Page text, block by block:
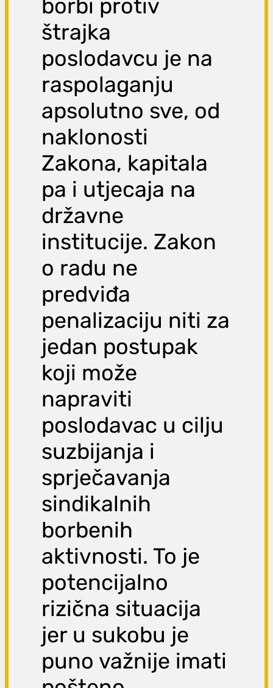
borbi protiv
štrajka
poslodavcu je na
raspolaganju
apsolutno sve, od
naklonosti
Zakona, kapitala
pa i utjecaja na
državne
institucije. Zakon
o radu ne
predviđa
penalizaciju niti za
jedan postupak
koji može
napraviti
poslodavac u cilju
suzbijanja i
sprječavanja
sindikalnih
borbenih
aktivnosti. To je
potencijalno
rizična situacija
jer u sukobu je
puno važnije imati